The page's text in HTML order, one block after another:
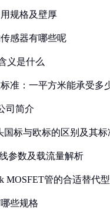
规格及壁厚
感器有哪些呢
义是什么
准：一平方米能承受多
司简介
国标与欧标的区别及其
参数及载流量解析
MOSFET管的合适替代
些规格